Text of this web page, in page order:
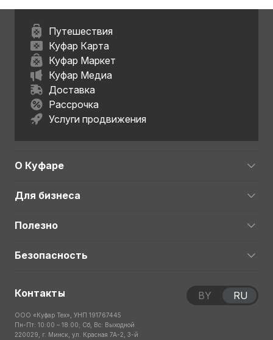
Путешествия
Куфар Карта
Куфар Маркет
Куфар Медиа
Доставка
Рассрочка
Услуги продвижения
О Куфаре
Для бизнеса
Полезно
Безопасность
Контакты
ООО «Куфар Тех», УНП 191767445
Пн-Пт: 10:00 – 18:00; Сб, Вс: Выходной
220029, г. Минск, ул. Красная 7А-2, 3-й
BY RU